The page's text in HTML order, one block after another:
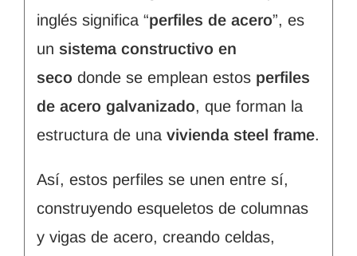
inglés significa “perfiles de acero”, es
un sistema constructivo en
seco donde se emplean estos perfiles
de acero galvanizado, que forman la
estructura de una vivienda steel frame.
Así, estos perfiles se unen entre sí,
construyendo esqueletos de columnas
y vigas de acero, creando celdas,